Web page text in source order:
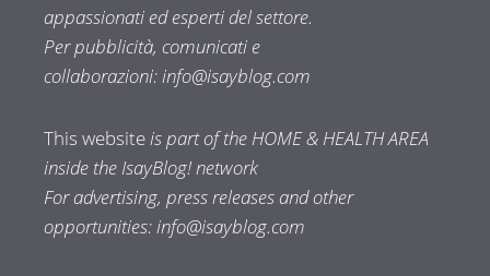
appassionati ed esperti del settore.
Per pubblicità, comunicati e
collaborazioni:info@isayblog.com
This websiteis part of the HOME & HEALTH AREA
inside the IsayBlog! network
For advertising, press releases and other
opportunities:info@isayblog.com